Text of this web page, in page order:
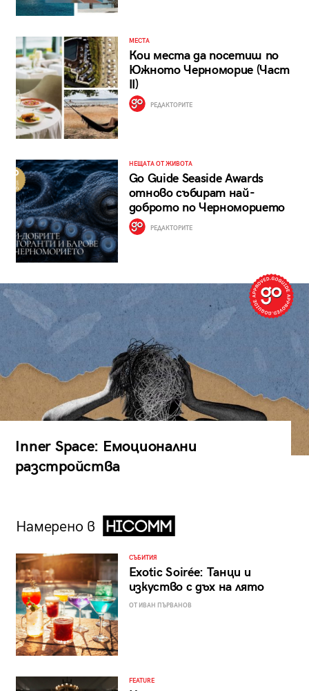
МЕСТА
Кои места да посетиш по
Южното Черноморие (Част
II)
РЕДАКТОРИТЕ
НЕЩАТА ОТ ЖИВОТА
Go Guide Seaside Awards
отново събират най-
доброто по Черноморието
РЕДАКТОРИТЕ
Inner Space: Емоционални
разстройства
Намерено в
СЪБИТИЯ
Exotic Soirée: Танци и
изкуство с дъх на лято
ОТ ИВАН ПЪРВАНОВ
FEATURE